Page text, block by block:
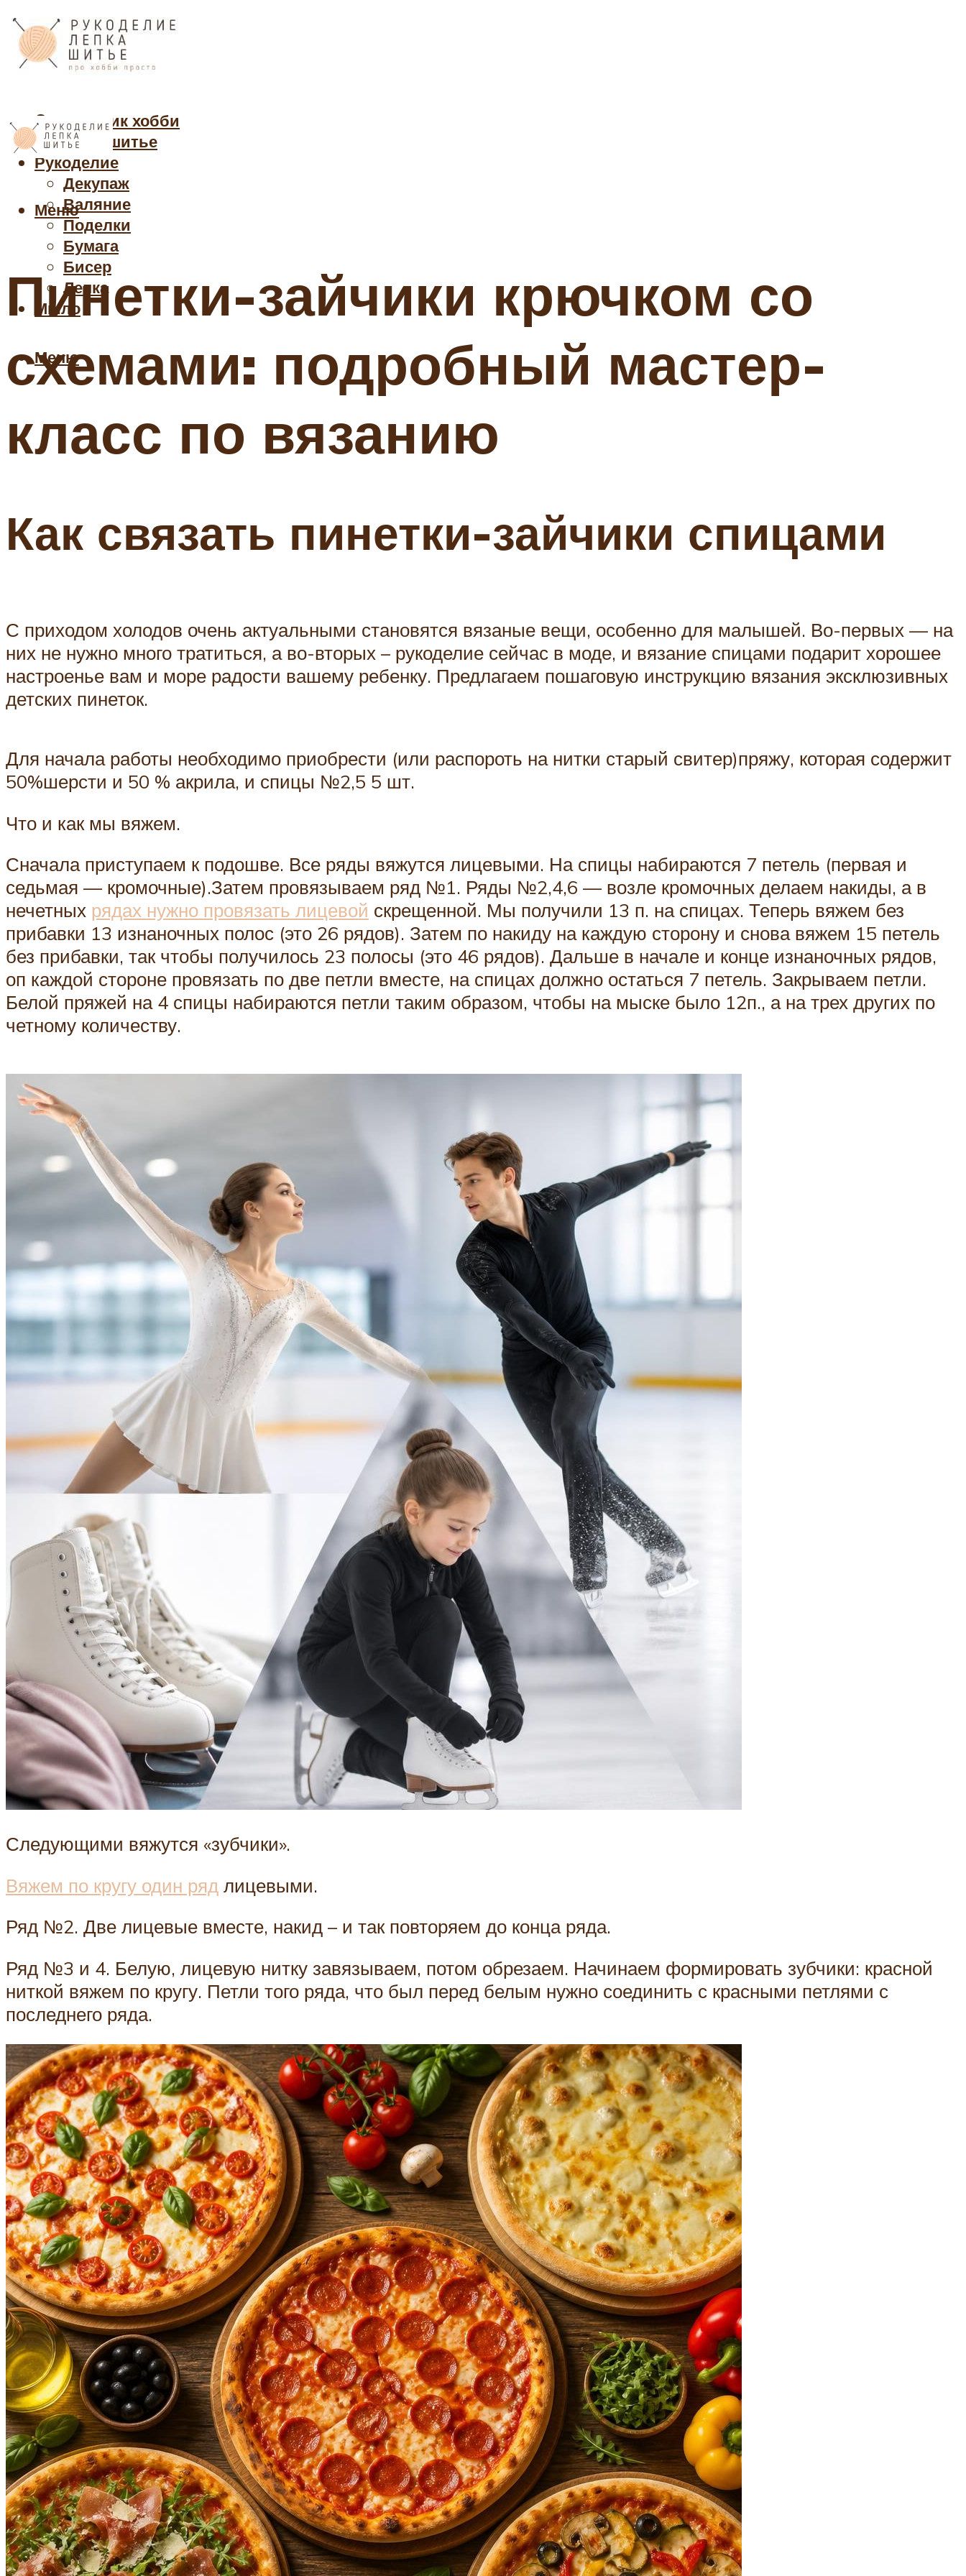
Cправочник хобби
Кройка и шитье
Рукоделие
Декупаж
Валяние
Поделки
Бумага
Бисер
Лепка
Мыло
Меню
Меню
Пинетки-зайчики крючком со
схемами: подробный мастер-
класс по вязанию
Как связать пинетки-зайчики спицами
С приходом холодов очень актуальными становятся вязаные вещи, особенно для малышей. Во-первых — на
них не нужно много тратиться, а во-вторых – рукоделие сейчас в моде, и вязание спицами подарит хорошее
настроенье вам и море радости вашему ребенку. Предлагаем пошаговую инструкцию вязания эксклюзивных
детских пинеток.
Для начала работы необходимо приобрести (или распороть на нитки старый свитер)пряжу, которая содержит
50%шерсти и 50 % акрила, и спицы №2,5 5 шт.
Что и как мы вяжем.
Сначала приступаем к подошве. Все ряды вяжутся лицевыми. На спицы набираются 7 петель (первая и
седьмая — кромочные).Затем провязываем ряд №1. Ряды №2,4,6 — возле кромочных делаем накиды, а в
нечетных рядах нужно провязать лицевой скрещенной. Мы получили 13 п. на спицах. Теперь вяжем без
прибавки 13 изнаночных полос (это 26 рядов). Затем по накиду на каждую сторону и снова вяжем 15 петель
без прибавки, так чтобы получилось 23 полосы (это 46 рядов). Дальше в начале и конце изнаночных рядов,
оп каждой стороне провязать по две петли вместе, на спицах должно остаться 7 петель. Закрываем петли.
Белой пряжей на 4 спицы набираются петли таким образом, чтобы на мыске было 12п., а на трех других по
четному количеству.
Следующими вяжутся «зубчики».
Вяжем по кругу один ряд лицевыми.
Ряд №2. Две лицевые вместе, накид – и так повторяем до конца ряда.
Ряд №3 и 4. Белую, лицевую нитку завязываем, потом обрезаем. Начинаем формировать зубчики: красной
ниткой вяжем по кругу. Петли того ряда, что был перед белым нужно соединить с красными петлями с
последнего ряда.